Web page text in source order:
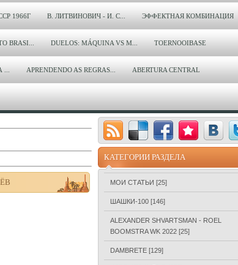
1966Г В. ЛИТВИНОВИЧ - И. С... ЭФФЕКТНАЯ КОМБИНАЦИЯ
BRASI... DUELOS: MÁQUINA VS M... TOERNOOIBASE
APRENDENDO AS REGRAS... ABERTURA CENTRAL
КАТЕГОРИИ РАЗДЕЛА
МОИ СТАТЬИ [25]
ШАШКИ-100 [146]
ALEXANDER SHVARTSMAN - ROEL
BOOMSTRA WK 2022 [25]
DAMBRETE [129]